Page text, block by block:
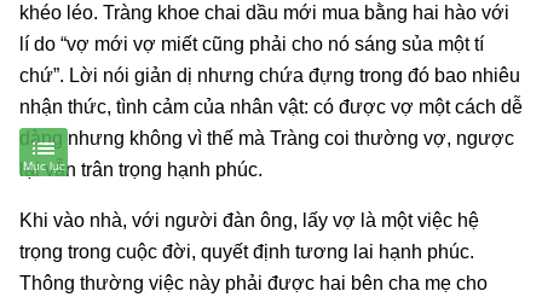
khéo léo. Tràng khoe chai dầu mới mua bằng hai hào với
lí do “vợ mới vợ miết cũng phải cho nó sáng sủa một tí
chứ”. Lời nói giản dị nhưng chứa đựng trong đó bao nhiêu
nhận thức, tình cảm của nhân vật: có được vợ một cách dễ
dàng nhưng không vì thế mà Tràng coi thường vợ, ngược
lại vẫn trân trọng hạnh phúc.
Khi vào nhà, với người đàn ông, lấy vợ là một việc hệ
trọng trong cuộc đời, quyết định tương lai hạnh phúc.
Thông thường việc này phải được hai bên cha mẹ cho